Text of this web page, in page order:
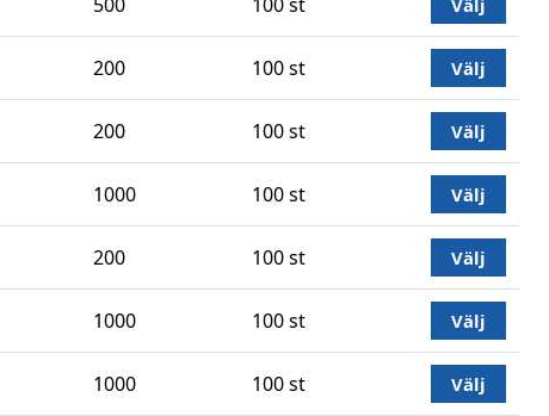
200 100 st Välj
200 100 st Välj
1000 100 st Välj
200 100 st Välj
1000 100 st Välj
1000 100 st Välj